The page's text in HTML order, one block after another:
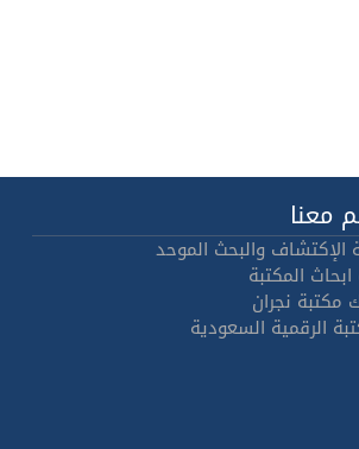
معنا
الإكتشاف والبحث الموحد
ابحاث المكتبة
مكتبة نجران
الرقمية السعودية